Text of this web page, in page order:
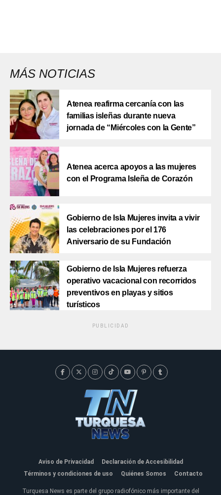
MÁS NOTICIAS
Atenea reafirma cercanía con las
familias isleñas durante nueva
jornada de “Miércoles con la Gente”
Atenea acerca apoyos a las mujeres
con el Programa Isleña de Corazón
Gobierno de Isla Mujeres invita a vivir
las celebraciones por el 176
Aniversario de su Fundación
Gobierno de Isla Mujeres refuerza
operativo vacacional con recorridos
preventivos en playas y sitios
turísticos
PUBLICIDAD
Aviso de Privacidad
Declaración de Accesibilidad
Términos y condiciones de uso
Quiénes Somos Contacto
Turquesa News es parte del grupo radiofónico más importante del